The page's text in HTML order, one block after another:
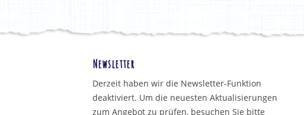
Newsletter
Derzeit haben wir die Newsletter-Funktion
deaktiviert. Um die neuesten Aktualisierungen
zum Angebot zu prüfen, besuchen Sie bitte